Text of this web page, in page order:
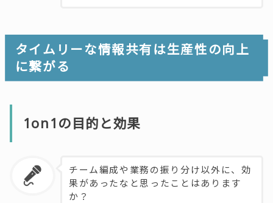
タイムリーな情報共有は生産性の向上
に繋がる
1on1の目的と効果
チーム編成や業務の振り分け以外に、効
果があったなと思ったことはあります
か？